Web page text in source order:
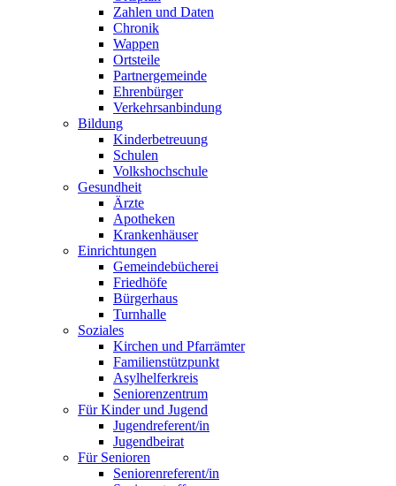
Zahlen und Daten
Chronik
Wappen
Ortsteile
Partnergemeinde
Ehrenbürger
Verkehrsanbindung
Bildung
Kinderbetreuung
Schulen
Volkshochschule
Gesundheit
Ärzte
Apotheken
Krankenhäuser
Einrichtungen
Gemeindebücherei
Friedhöfe
Bürgerhaus
Turnhalle
Soziales
Kirchen und Pfarrämter
Familienstützpunkt
Asylhelferkreis
Seniorenzentrum
Für Kinder und Jugend
Jugendreferent/in
Jugendbeirat
Für Senioren
Seniorenreferent/in